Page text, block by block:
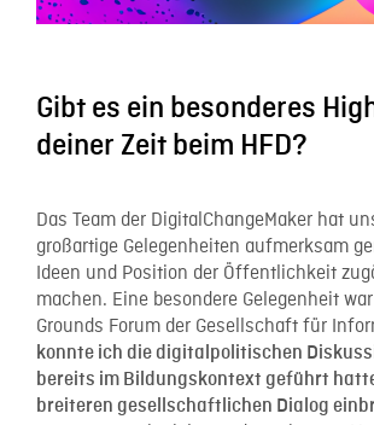
Gibt es ein besonderes
deiner Zeit beim HFD?
Das Team der DigitalChangeMaker hat
großartige Gelegenheiten aufmerksam
Ideen und Position der Öffentlichkeit
machen. Eine besondere Gelegenheit
Grounds Forum der Gesellschaft für
konnte ich die digitalpolitischen
bereits im Bildungskontext geführt
breiteren gesellschaftlichen Dialog